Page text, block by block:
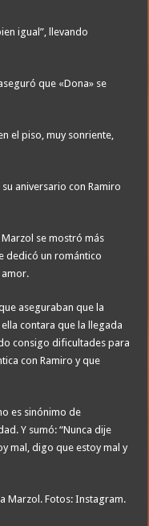
igual”, llevando
que «Dona» se
el piso, muy sonriente,
aniversario con Ramiro
se mostró más
dedicó un romántico
amor.
aseguraban que la
contara que la llegada
consigo dificultades para
con Ramiro y que
es sinónimo de
Y sumó: “Nunca dije
mal, digo que estoy mal y
Marzol. Fotos: Instagram.